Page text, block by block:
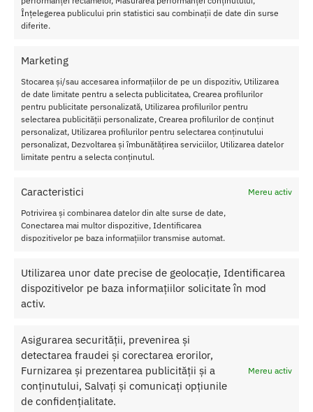
Înțelegerea publicului prin statistici sau combinații de date din surse
diferite.
Marketing
Stocarea și/sau accesarea informațiilor de pe un dispozitiv, Utilizarea
de date limitate pentru a selecta publicitatea, Crearea profilurilor
pentru publicitate personalizată, Utilizarea profilurilor pentru
selectarea publicității personalizate, Crearea profilurilor de conținut
personalizat, Utilizarea profilurilor pentru selectarea conținutului
personalizat, Dezvoltarea și îmbunătățirea serviciilor, Utilizarea datelor
limitate pentru a selecta conținutul.
Caracteristici
Mereu activ
Potrivirea și combinarea datelor din alte surse de date,
Conectarea mai multor dispozitive, Identificarea
dispozitivelor pe baza informațiilor transmise automat.
Utilizarea unor date precise de geolocație, Identificarea
dispozitivelor pe baza informațiilor solicitate în mod
activ.
Asigurarea securității, prevenirea și
detectarea fraudei și corectarea erorilor,
Furnizarea și prezentarea publicității și a
conținutului, Salvați și comunicați opțiunile
de confidențialitate.
Mereu activ
Indicatii de utilizare a parfumului cu
Pentru un efect optim recomandam aplicarea pe zone bine
vascularizate, cum ar fi gatul si incheieturile.
Efectul maxim este atins dupa 30 de minute de la aplicare si
persista pentru cateva ore. La nevoie, reaplicati.
Caracteristici produs
Formula exclusiva Orgie, parfum produs in Portugalia, folosind
Recipientul de sticla este produs in Italia. Capacitate de 50 de
ml. Vaporizator.
Parfum: citrice, florale cu un praf de piper, lemn.
– valoarea intervalului pH: 6,5 – 7,5.
Parfumul Orgie Sensfeel pentru barbati contine
alcohol, aqua, parfum, isopropyl alcohol, propanediol, glycerin,
propylene glycol, sodium lactate, sodium pca, limonene,
citronellol, linalool, coleus forskohlii root extract, benzyl
benzoate, camellia sinensis leaf extract, fructose, glycine,
niacinamide, urea, sodium benzoate, inositol.